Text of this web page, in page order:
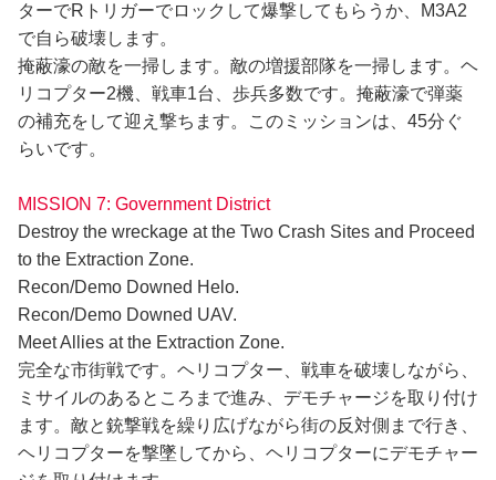
ターでRトリガーでロックして爆撃してもらうか、M3A2
で自ら破壊します。
掩蔽濠の敵を一掃します。敵の増援部隊を一掃します。ヘ
リコプター2機、戦車1台、歩兵多数です。掩蔽濠で弾薬
の補充をして迎え撃ちます。このミッションは、45分ぐ
らいです。
MISSION 7: Government District
Destroy the wreckage at the Two Crash Sites and Proceed
to the Extraction Zone.
Recon/Demo Downed Helo.
Recon/Demo Downed UAV.
Meet Allies at the Extraction Zone.
完全な市街戦です。ヘリコプター、戦車を破壊しながら、
ミサイルのあるところまで進み、デモチャージを取り付け
ます。敵と銃撃戦を繰り広げながら街の反対側まで行き、
ヘリコプターを撃墜してから、ヘリコプターにデモチャー